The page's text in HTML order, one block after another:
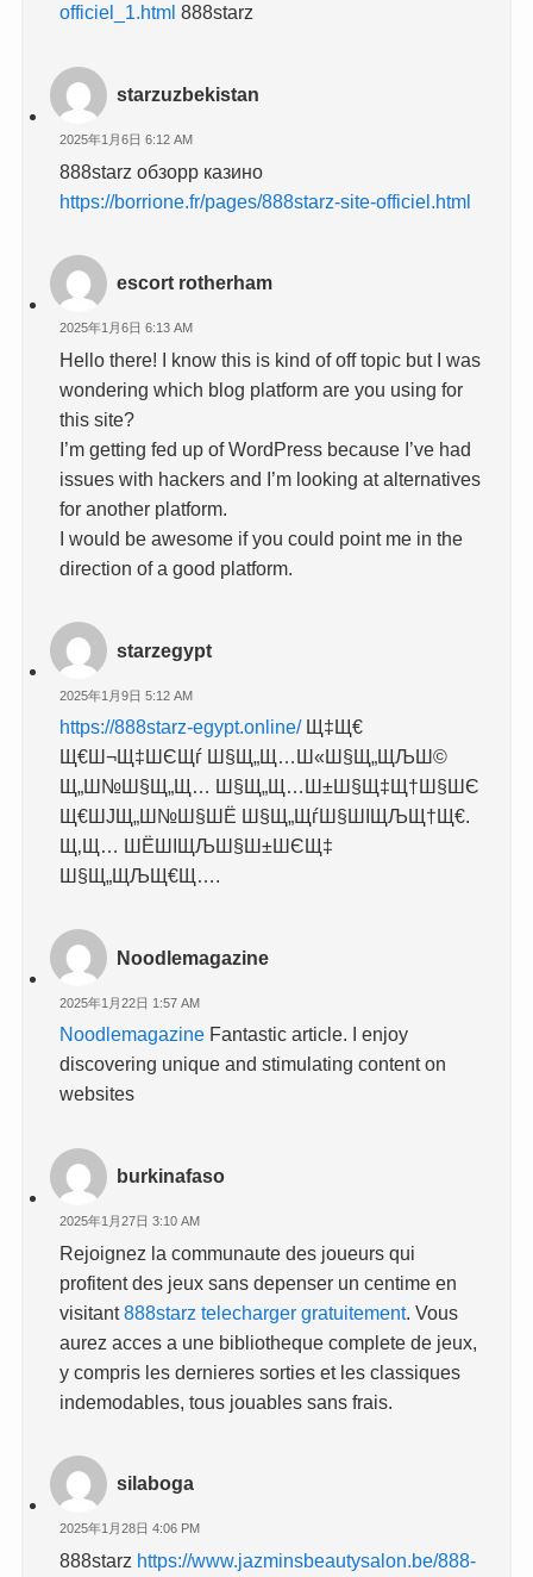
officiel_1.html 888starz
starzuzbekistan
2025年1月6日 6:12 AM
888starz обзорр казино
https://borrione.fr/pages/888starz-site-officiel.html
escort rotherham
2025年1月6日 6:13 AM
Hello there! I know this is kind of off topic but I was
wondering which blog platform are you using for
this site?
I’m getting fed up of WordPress because I’ve had
issues with hackers and I’m looking at alternatives
for another platform.
I would be awesome if you could point me in the
direction of a good platform.
starzegypt
2025年1月9日 5:12 AM
https://888starz-egypt.online/Щ‡Щ€
Щ€Ш¬Щ‡ШЄЩѓ Ш§Щ„Щ…Ш«Ш§Щ„ЩЉШ©
Щ„Ш№Ш§Щ„Щ… Ш§Щ„Щ…Ш±Ш§Щ‡Щ†Ш§ШЄ
Щ€ШЈЩ„Ш№Ш§ШЁ Ш§Щ„ЩѓШ§ШІЩЉЩ†Щ€.
Щ‚Щ… ШЁШІЩЉШ§Ш±ШЄЩ‡
Ш§Щ„ЩЉЩ€Щ….
Noodlemagazine
2025年1月22日 1:57 AM
Noodlemagazine Fantastic article. I enjoy
discovering unique and stimulating content on
websites
burkinafaso
2025年1月27日 3:10 AM
Rejoignez la communaute des joueurs qui
profitent des jeux sans depenser un centime en
visitant888starz telecharger gratuitement. Vous
aurez acces a une bibliotheque complete de jeux,
y compris les dernieres sorties et les classiques
indemodables, tous jouables sans frais.
silaboga
2025年1月28日 4:06 PM
888starz https://www.jazminsbeautysalon.be/888-